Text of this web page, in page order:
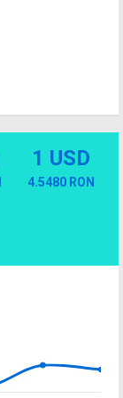
1 USD
4.5480 RON